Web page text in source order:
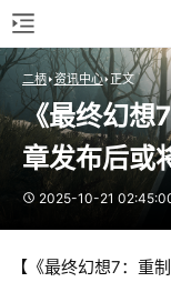
二柄 资讯中心 正文
《最终幻想
章发布后或
2025-10-21
【《最终幻想7：重